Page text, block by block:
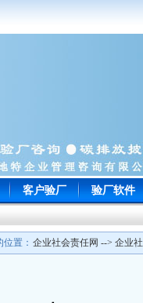
客户验厂 验厂软件
位置： 企业社会责任网 --> 企业